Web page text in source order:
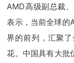
AMD高级副总裁
表示，当前全球的
界的前列，汇聚
花。中国具有大批